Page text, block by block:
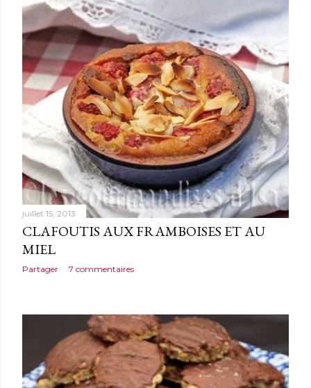
juillet 15, 2013
CLAFOUTIS AUX FRAMBOISES ET AU
MIEL
Partager 7 commentaires